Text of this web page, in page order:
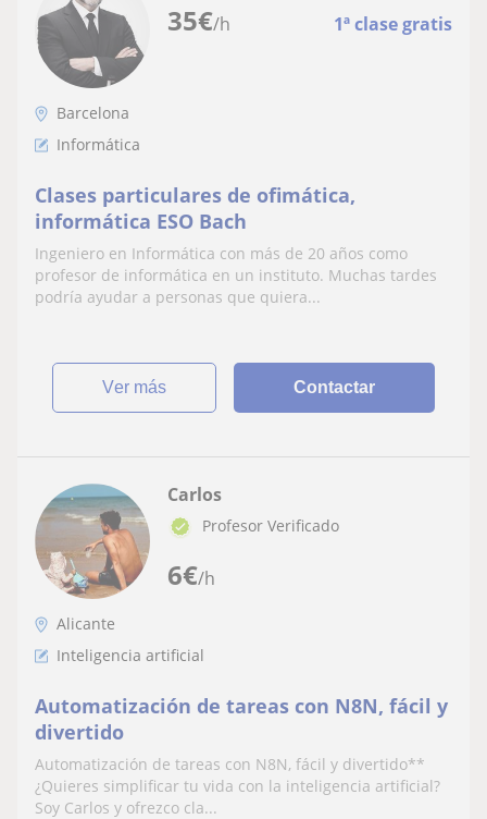
35€/h 1ª clase gratis
Barcelona
Informática
Clases particulares de ofimática,
informática ESO Bach
Ingeniero en Informática con más de 20 años como
profesor de informática en un instituto. Muchas tardes
podría ayudar a personas que quiera...
ver más Contactar
6€/h
Carlos
Profesor Verificado
Alicante
Inteligencia artificial
Automatización de tareas con N8N, fácil y
divertido
Automatización de tareas con N8N, fácil y divertido**
¿Quieres simplificar tu vida con la inteligencia artificial?
Soy Carlos y ofrezco cla...